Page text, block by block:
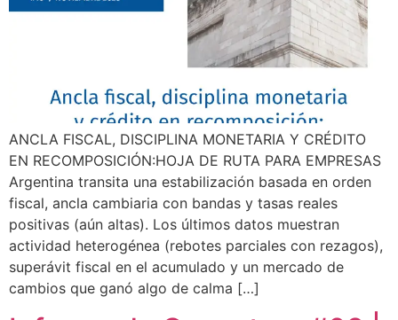
ANCLA FISCAL, DISCIPLINA MONETARIA Y CRÉDITO
EN RECOMPOSICIÓN:HOJA DE RUTA PARA EMPRESAS
Argentina transita una estabilización basada en orden
fiscal, ancla cambiaria con bandas y tasas reales
positivas (aún altas). Los últimos datos muestran
actividad heterogénea (rebotes parciales con rezagos),
superávit fiscal en el acumulado y un mercado de
cambios que ganó algo de calma […]